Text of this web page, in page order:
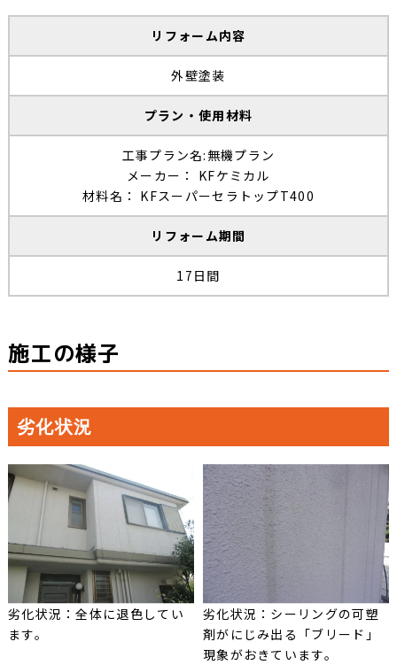
リフォーム内容
外壁塗装
プラン・使用材料
工事プラン名:無機プラン
メーカー： KFケミカル
材料名： KFスーパーセラトップT400
リフォーム期間
17日間
施工の様子
劣化状況
劣化状況：全体に退色してい
ます。
劣化状況：シーリングの可塑
剤がにじみ出る「ブリード」
現象がおきています。